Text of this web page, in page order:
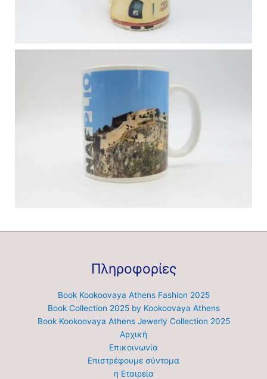
Πληροφορίες
Book Kookoovaya Athens Fashion 2025
Book Collection 2025 by Kookoovaya Athens
Book Kookoovaya Athens Jewerly Collection 2025
Αρχική
Επικοινωνία
Επιστρέφουμε σύντομα
η Εταιρεία